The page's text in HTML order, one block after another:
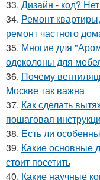
33. Дизайн - код?
34. Ремонт
ремонт частного
35. Многие для
одеколоны для
36. Почему
Москве так важна
37. Как сделать
пошаговая
38. Есть ли
39. Какие основные
стоит посетить
40. Какие научные